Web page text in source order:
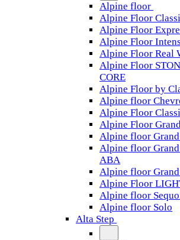
Alpine floor
Alpine Floor
Alpine Floor
Alpine Floor
Alpine Floor Real
Alpine Floor
CORE
Alpine Floor by
Alpine floor
Alpine Floor
Alpine Floor
Alpine floor
Alpine floor
ABA
Alpine floor
Alpine Floor
Alpine floor
Alpine floor Solo
Alta Step